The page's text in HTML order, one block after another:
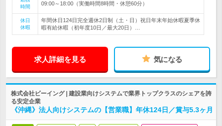
時間
09:00～18:00（実働時間8時間・休憩60分）
休日
休暇
年間休日124日完全週休2日制（土・日）祝日年末年始休暇夏季休
暇有給休暇（初年度10日／最大20日）…
求人詳細を見る 気になる
株式会社ビーイング | 建設業向けシステムで業界トップクラスのシェアを誇
る安定企業
《沖縄》法人向けシステムの【営業職】年休124日／賞与5.3ヶ月